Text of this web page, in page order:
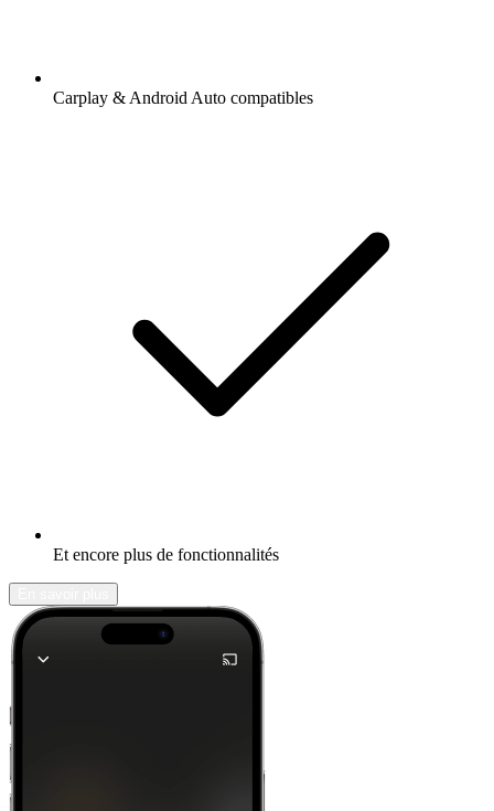
Carplay & Android Auto compatibles
Et encore plus de fonctionnalités